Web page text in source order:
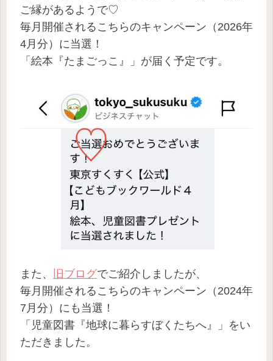
ご縁があるようで♡
毎月開催されるこちらのキャンペーン（2026年
4月分）に当選！
「絵本『たまごっこ』」が届く予定です。
また、 旧ブログでご紹介しましたが、
毎月開催されるこちらのキャンペーン （2024年
7月分）にも当選！
「児童図書『地球に暮らすぼくたちへ』」をい
ただきました。